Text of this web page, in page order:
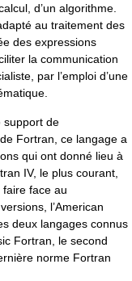
d’un algorithme.
au traitement des
des expressions
la communication
par l’emploi d’une
support de
Fortran, ce langage a
qui ont donné lieu à
IV, le plus courant,
face au
l’American
deux langages connus
Fortran, le second
norme Fortran